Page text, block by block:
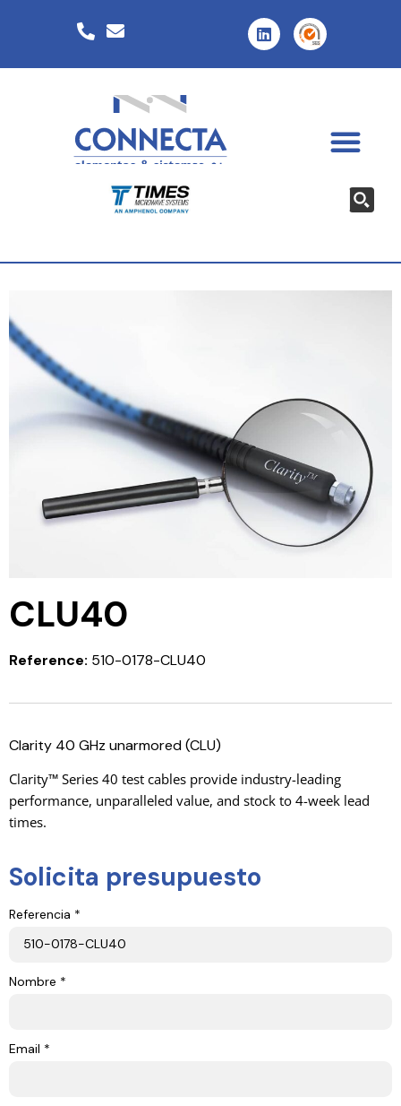
CLU40
Reference: 510-0178-CLU40
Clarity 40 GHz unarmored (CLU)
Clarity™ Series 40 test cables provide industry-leading
performance, unparalleled value, and stock to 4-week lead
times.
Solicita presupuesto
Referencia *
Nombre *
Email *